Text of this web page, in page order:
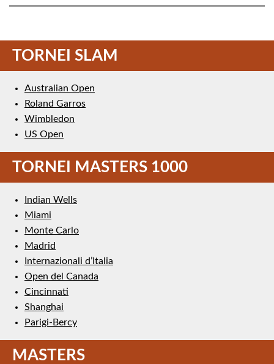
TORNEI SLAM
Australian Open
Roland Garros
Wimbledon
US Open
TORNEI MASTERS 1000
Indian Wells
Miami
Monte Carlo
Madrid
Internazionali d’Italia
Open del Canada
Cincinnati
Shanghai
Parigi-Bercy
MASTERS